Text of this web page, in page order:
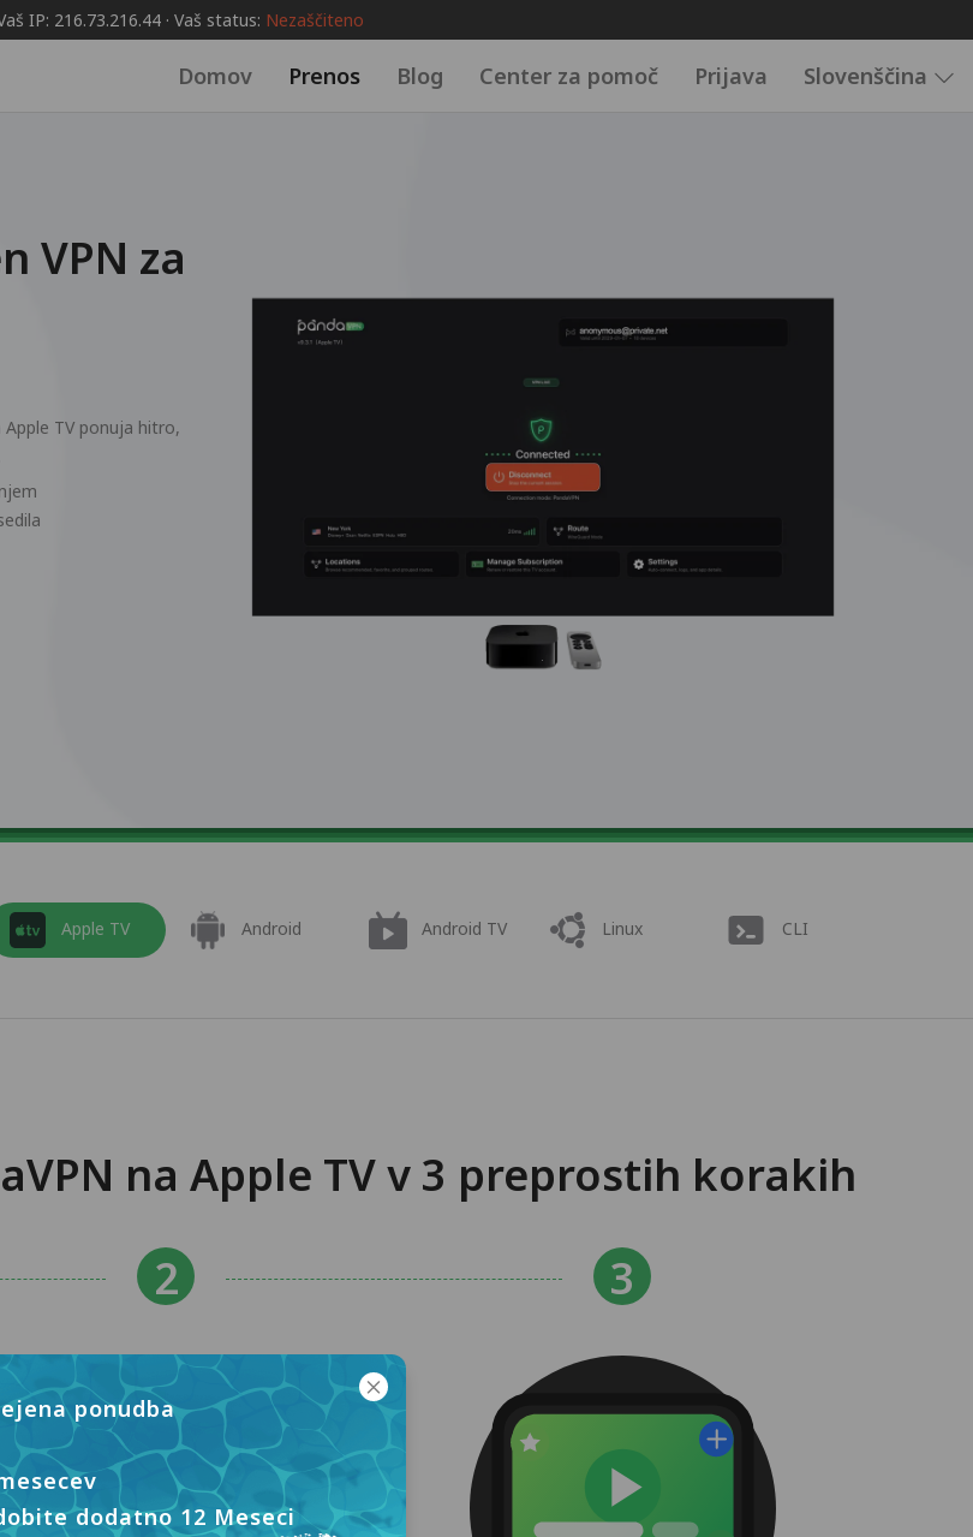
IP: 216.73.216.44 · Vaš status: Nezaščiteno
Domov Prenos Blog Center za pomoč Prijava Slovenščina
VPN za
TV ponuja hitro,
Apple TV Android Android TV Linux CLI
na Apple TV v 3 preprostih korakih
ponudba
dodatno 12 Meseci